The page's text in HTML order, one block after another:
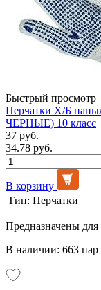
Быстрый просмотр
Перчатки Х/Б
ЧЁРНЫЕ) 10 класс
37 руб.
34.78 руб.
В корзину
Тип: Перчатки
Предназначены
В наличии: 663 пар